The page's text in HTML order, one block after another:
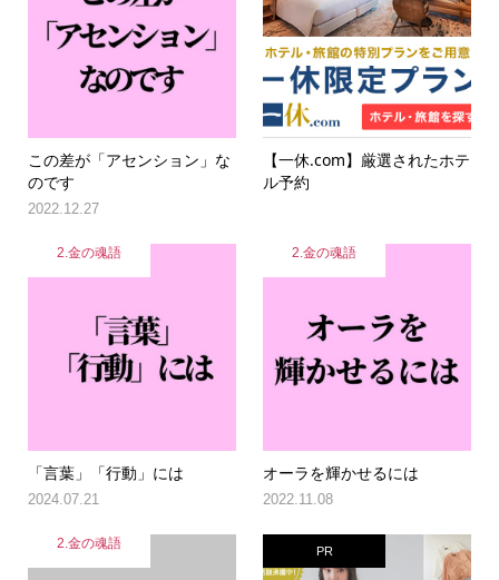
この差が「アセンション」な
のです
2022.12.27
【一休.com】厳選されたホテ
ル予約
2.金の魂語
「言葉」「行動」には
2024.07.21
2.金の魂語
オーラを輝かせるには
2022.11.08
2.金の魂語 PR